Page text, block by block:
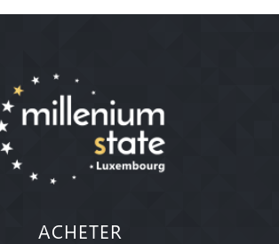
ACHETER